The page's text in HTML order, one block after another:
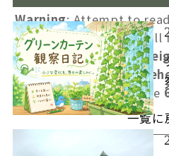
Warning: Attempt to
null
/home/keihatsu/
content/themes/
line
一覧に